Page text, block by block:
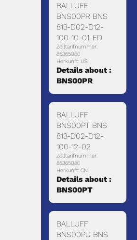
BALLUFF
BNS00PR BNS
813-D02-D12-
100-10-01-FD
Zolltarifnummer:
85365080
Herkunft: US
Details about :
BNS00PR
BALLUFF
BNS00PT BNS
813-D02-D12-
100-12-02
Zolltarifnummer:
85365080
Herkunft: CN
Details about :
BNS00PT
BALLUFF
BNS00PU BNS